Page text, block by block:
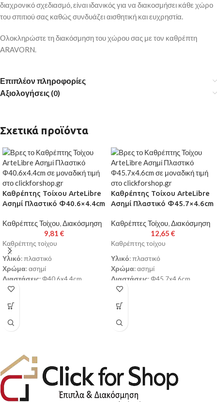
διαχρονικό σχεδιασμό, είναι ιδανικός για να διακοσμήσει κάθε χώρο
του σπιτιού σας καθώς συνδυάζει αισθητική και ευχρηστία.
Ολοκληρώστε τη διακόσμηση του χώρου σας με τον καθρέπτη
ARAVORN.
Επιπλέον πληροφορίες
Αξιολογήσεις (0)
Σχετικά προϊόντα
Καθρέπτης Τοίχου ArteLibre
Ασημί Πλαστικό Φ40.6×4.4cm
Καθρέπτες Τοίχου,Διακόσμηση
9,81 €
Καθρέπτης τοίχου
Υλικό: πλαστικό
Χρώμα: ασημί
Διαστάσεις: Φ40.6x4.4cm
Παράδοση σε 3-10 εργάσιμες
Καθρέπτης Τοίχου ArteLibre
Ασημί Πλαστικό Φ45.7×4.6cm
Καθρέπτες Τοίχου,Διακόσμηση
12,65 €
Καθρέπτης τοίχου
Υλικό: πλαστικό
Χρώμα: ασημί
Διαστάσεις: Φ45.7x4.6cm
Παράδοση σε 3-10 εργάσιμες